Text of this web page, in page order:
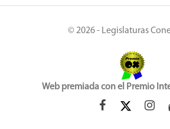
© 2026 - Legislaturas
Web premiada con el Premio